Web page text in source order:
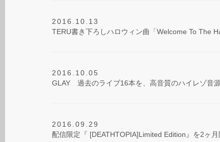
2016.10.13
TERU書き下ろしハロウィン曲「Welcome To The
2016.10.05
GLAY 過去のライブ16本を、高音質のハイレゾ音源
2016.09.29
配信限定『 [DEATHTOPIA]Limited Edition』を2ヶ月